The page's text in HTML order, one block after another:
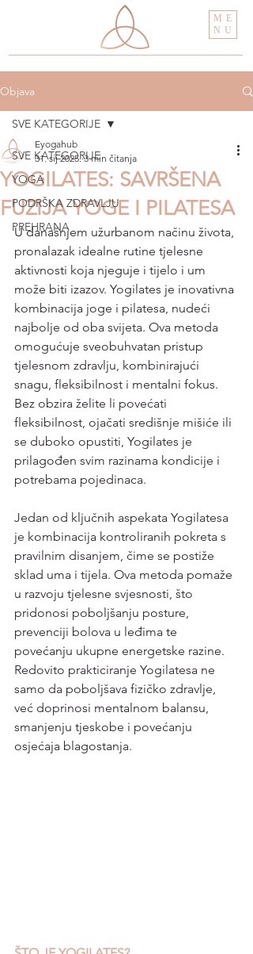
ME
NU
Objava
SVE KATEGORIJE
YOGA
PODRŠKA ZDRAVLJU
PREHRANA
SVE KATEGORIJE
YOGILATES: SAVRŠENA
FUZIJA YOGE I PILATESA
Eyogahub
31. sij 2025. 3 min čitanja
U današnjem užurbanom načinu života,
pronalazak idealne rutine tjelesne
aktivnosti koja njeguje i tijelo i um
može biti izazov. Yogilates je inovativna
kombinacija joge i pilatesa, nudeći
najbolje od oba svijeta. Ova metoda
omogućuje sveobuhvatan pristup
tjelesnom zdravlju, kombinirajući
snagu, fleksibilnost i mentalni fokus.
Bez obzira želite li povećati
fleksibilnost, ojačati središnje mišiće ili
se duboko opustiti, Yogilates je
prilagođen svim razinama kondicije i
potrebama pojedinaca.
Jedan od ključnih aspekata Yogilatesa
je kombinacija kontroliranih pokreta s
pravilnim disanjem, čime se postiže
sklad uma i tijela. Ova metoda pomaže
u razvoju tjelesne svjesnosti, što
pridonosi poboljšanju posture,
prevenciji bolova u leđima te
povećanju ukupne energetske razine.
Redovito prakticiranje Yogilatesa ne
samo da poboljšava fizičko zdravlje,
već doprinosi mentalnom balansu,
smanjenju tjeskobe i povećanju
osjećaja blagostanja.